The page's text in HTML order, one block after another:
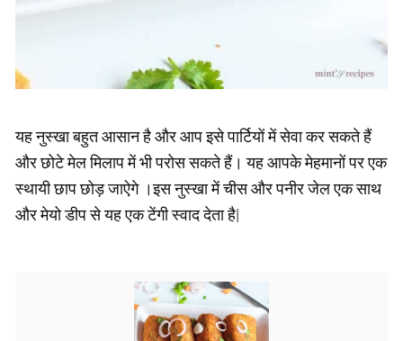
यह नुस्खा बहुत आसान है और आप इसे पार्टियों में सेवा कर सकते हैं
और छोटे मेल मिलाप में भी परोस सकते हैं। यह आपके मेहमानों पर एक
स्थायी छाप छोड़ जाऐगे ।इस नुस्खा में चीस और पनीर जेल एक साथ
और मेयो डीप से यह एक टेंगी स्वाद देता है|